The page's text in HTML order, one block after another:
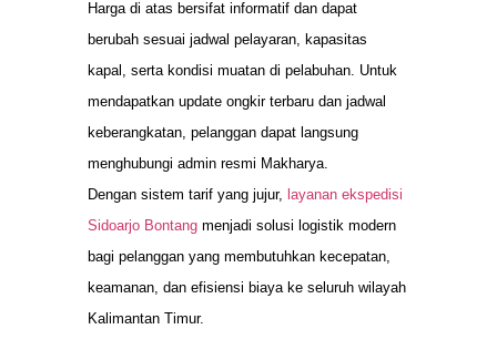
Harga di atas bersifat informatif dan dapat
berubah sesuai jadwal pelayaran, kapasitas
kapal, serta kondisi muatan di pelabuhan. Untuk
mendapatkan update ongkir terbaru dan jadwal
keberangkatan, pelanggan dapat langsung
menghubungi admin resmi Makharya.
Dengan sistem tarif yang jujur, layanan ekspedisi
Sidoarjo Bontang menjadi solusi logistik modern
bagi pelanggan yang membutuhkan kecepatan,
keamanan, dan efisiensi biaya ke seluruh wilayah
Kalimantan Timur.